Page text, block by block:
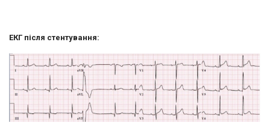
ЕКГ після стентування: